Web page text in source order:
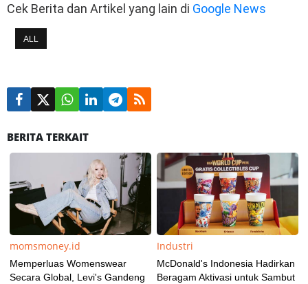
Cek Berita dan Artikel yang lain di Google News
ALL
BERITA TERKAIT
momsmoney.id
Memperluas Womenswear
Secara Global, Levi's Gandeng
Industri
McDonald's Indonesia Hadirkan
Beragam Aktivasi untuk Sambut